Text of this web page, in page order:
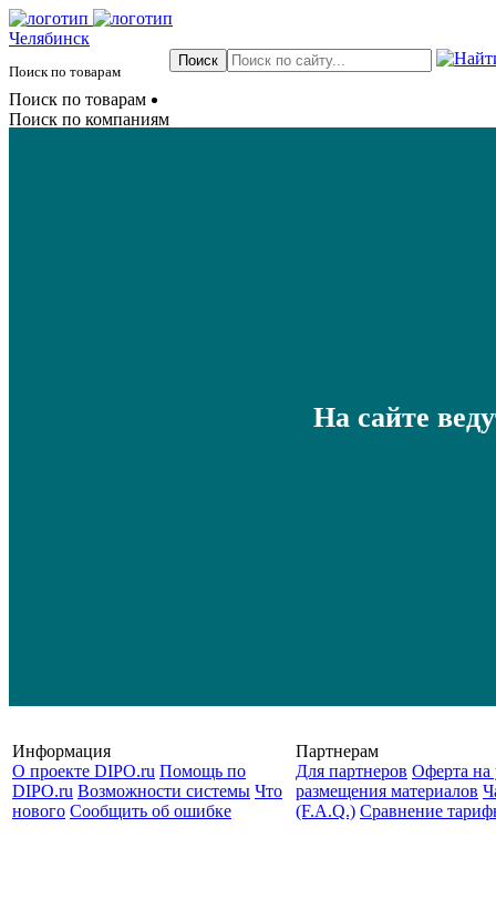
Челябинск
Поиск по товарам
Поиск по товарам
Поиск по компаниям
На сайте
Информация
О проекте DIPO.ru Помощь по
DIPO.ru Возможности системы Что
нового Сообщить об ошибке
Партнерам
Для партнеров Оферта на
размещения материалов
(F.A.Q.) Cравнение